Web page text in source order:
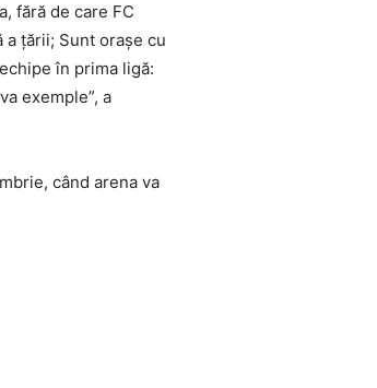
fără de care FC
a țării; Sunt orașe cu
în prima ligă:
exemple”, a
când arena va